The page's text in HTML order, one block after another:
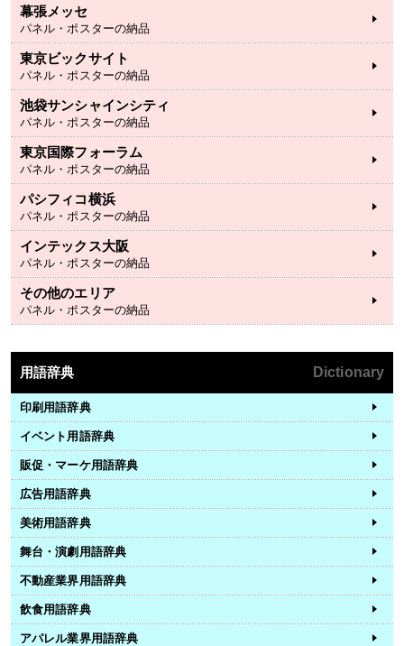
幕張メッセ
パネル・ポスターの納品
東京ビックサイト
パネル・ポスターの納品
池袋サンシャインシティ
パネル・ポスターの納品
東京国際フォーラム
パネル・ポスターの納品
パシフィコ横浜
パネル・ポスターの納品
インテックス大阪
パネル・ポスターの納品
その他のエリア
パネル・ポスターの納品
用語辞典 Dictionary
印刷用語辞典
イベント用語辞典
販促・マーケ用語辞典
広告用語辞典
美術用語辞典
舞台・演劇用語辞典
不動産業界用語辞典
飲食用語辞典
アパレル業界用語辞典